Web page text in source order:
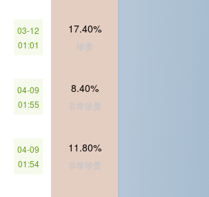
03-12
01:01
17.40%
珍贵
04-09
01:55
8.40%
非常珍贵
04-09
01:54
11.80%
非常珍贵